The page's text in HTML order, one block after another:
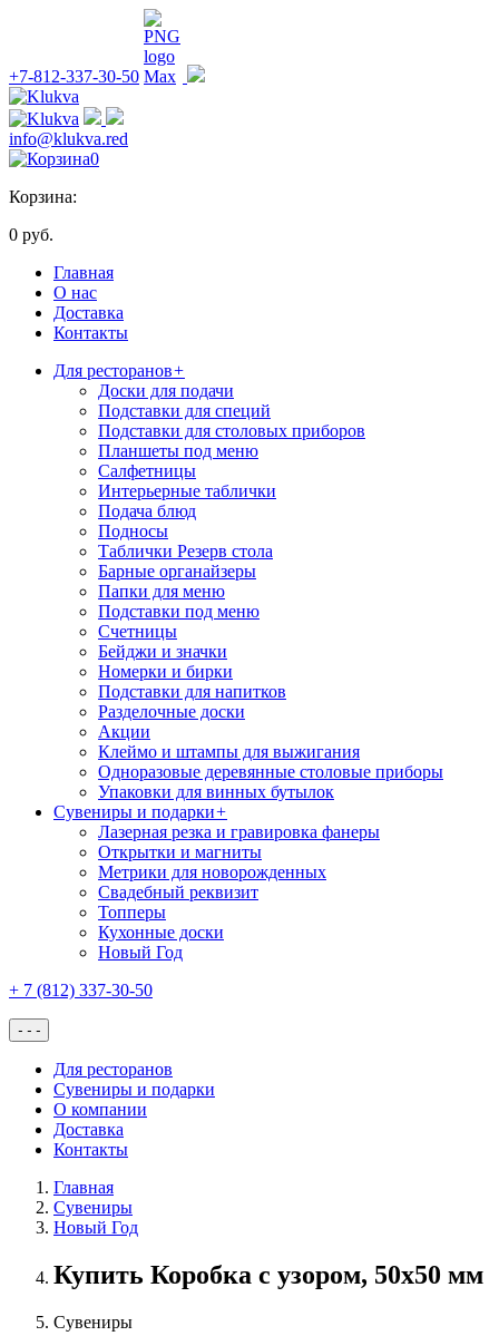
+7-812-337-30-50
info@klukva.red
0
Корзина:
0 руб.
Главная
О нас
Доставка
Контакты
Для ресторанов+
Доски для подачи
Подставки для специй
Подставки для столовых приборов
Планшеты под меню
Салфетницы
Интерьерные таблички
Подача блюд
Подносы
Таблички Резерв стола
Барные органайзеры
Папки для меню
Подставки под меню
Счетницы
Бейджи и значки
Номерки и бирки
Подставки для напитков
Разделочные доски
Акции
Клеймо и штампы для выжигания
Одноразовые деревянные столовые приборы
Упаковки для винных бутылок
Сувениры и подарки+
Лазерная резка и гравировка фанеры
Открытки и магниты
Метрики для новорожденных
Свадебный реквизит
Топперы
Кухонные доски
Новый Год
+ 7 (812) 337-30-50
- - -
Для ресторанов
Сувениры и подарки
О компании
Доставка
Контакты
Главная
Сувениры
Новый Год
Купить Коробка с узором, 50х50 мм
Сувениры